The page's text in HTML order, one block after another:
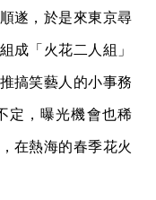
遂，於是來東京尋
成「火花二人組」
搞笑藝人的小事務
定，曝光機會也稀
在熱海的春季花火